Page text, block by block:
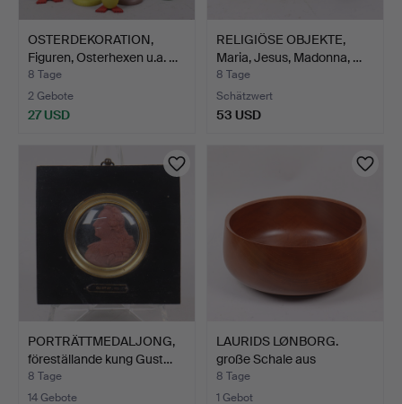
OSTERDEKORATION,
Figuren, Osterhexen u.a. …
8 Tage
2 Gebote
27 USD
RELIGIÖSE OBJEKTE,
Maria, Jesus, Madonna, …
8 Tage
Schätzwert
53 USD
PORTRÄTTMEDALJONG,
föreställande kung Gust…
8 Tage
14 Gebote
LAURIDS LØNBORG.
große Schale aus
Teakholz…
8 Tage
1 Gebot